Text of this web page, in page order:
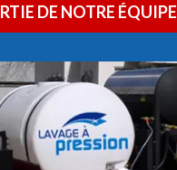
DE NOTRE ÉQUIPE